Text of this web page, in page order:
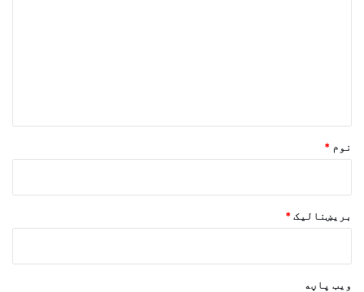
نوم *
بریښنالیک *
ویب پاڼه